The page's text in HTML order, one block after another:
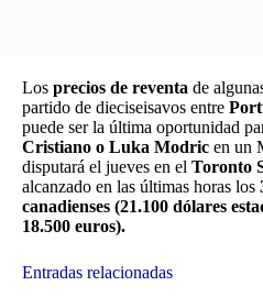
Los precios de reventa de
partido de dieciseisavos entre
puede ser la última oportunidad
Cristiano o Luka Modric en un
disputará el jueves en el Toronto
alcanzado en las últimas horas los
canadienses (21.100 dólares
18.500 euros).
Entradas relacionadas